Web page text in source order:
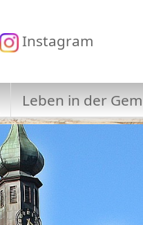
Instagram
Leben in der